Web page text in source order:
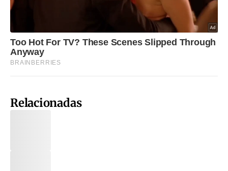
Relacionadas